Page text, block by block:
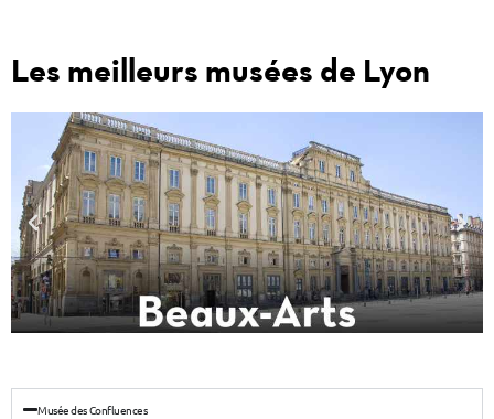
Les meilleurs musées de Lyon
Musée des Confluences